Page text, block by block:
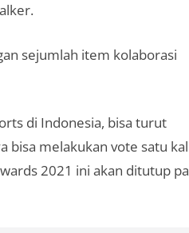
sejumlah item kolaborasi
di Indonesia, bisa turut
bisa melakukan vote satu
2021 ini akan ditutup